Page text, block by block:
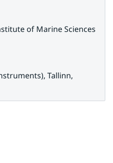
of Marine Sciences
Tallinn,